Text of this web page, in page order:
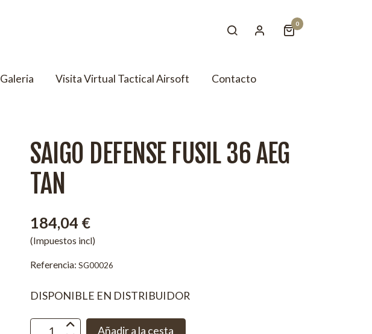
0
Galeria Visita Virtual Tactical Airsoft
Contacto
SAIGO DEFENSE FUSIL 36 AEG
TAN
184,04 €
(Impuestos incl)
Referencia:SG00026
DISPONIBLE EN DISTRIBUIDOR
Añadir a la cesta